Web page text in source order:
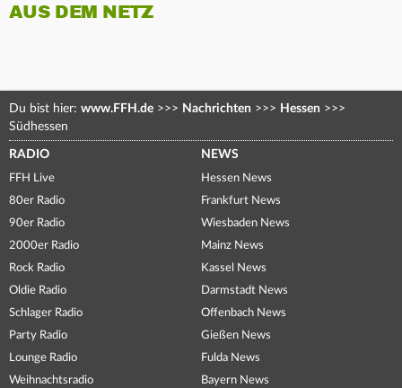
AUS DEM NETZ
Du bist hier: www.FFH.de >>> Nachrichten >>> Hessen >>>
Südhessen
RADIO
FFH Live
80er Radio
90er Radio
2000er Radio
Rock Radio
Oldie Radio
Schlager Radio
Party Radio
Lounge Radio
Weihnachtsradio
NEWS
Hessen News
Frankfurt News
Wiesbaden News
Mainz News
Kassel News
Darmstadt News
Offenbach News
Gießen News
Fulda News
Bayern News